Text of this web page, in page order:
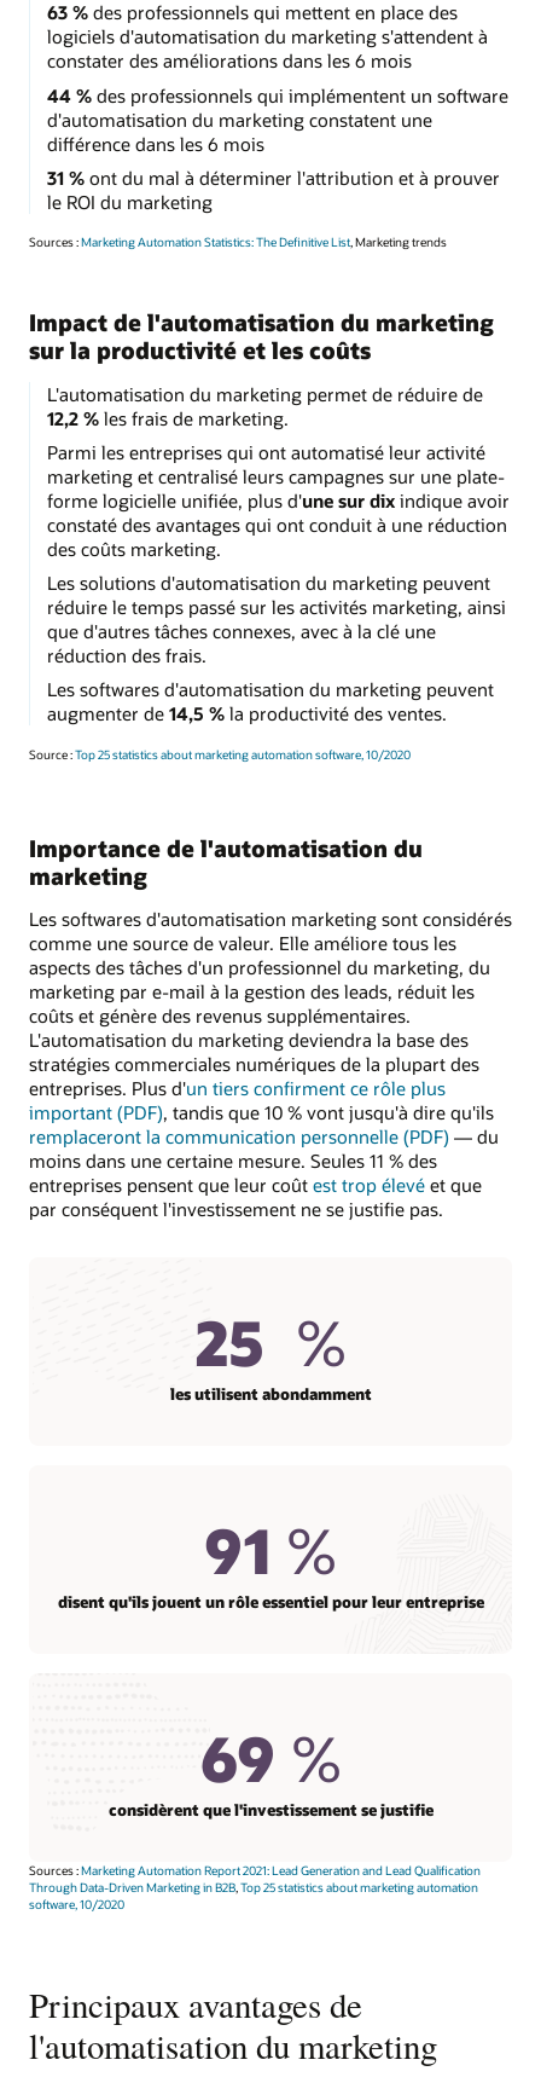
63 %des professionnels qui mettent en place des
logiciels d'automatisation du marketing s'attendent à
constater des améliorations dans les 6 mois
44 %des professionnels qui implémentent un software
d'automatisation du marketing constatent une
différence dans les 6 mois
31 %ont du mal à déterminer l'attribution et à prouver
le ROI du marketing
Sources :Marketing Automation Statistics: The Definitive List, Marketing trends
Impact de l'automatisation du marketing
sur la productivité et les coûts
L'automatisation du marketing permet de réduire de
12,2 %les frais de marketing.
Parmi les entreprises qui ont automatisé leur activité
marketing et centralisé leurs campagnes sur une plate-
forme logicielle unifiée, plus d'une sur dixindique avoir
constaté des avantages qui ont conduit à une réduction
des coûts marketing.
Les solutions d'automatisation du marketing peuvent
réduire le temps passé sur les activités marketing, ainsi
que d'autres tâches connexes, avec à la clé une
réduction des frais.
Les softwares d'automatisation du marketing peuvent
augmenter de 14,5 %la productivité des ventes.
Source :Top 25 statistics about marketing automation software, 10/2020
Importance de l'automatisation du
marketing
Les softwares d'automatisation marketing sont considérés
comme une source de valeur. Elle améliore tous les
aspects des tâches d'un professionnel du marketing, du
marketing par e-mail à la gestion des leads, réduit les
coûts et génère des revenus supplémentaires.
L'automatisation du marketing deviendra la base des
stratégies commerciales numériques de la plupart des
entreprises. Plus d'un tiers confirment ce rôle plus
important (PDF), tandis que 10 % vont jusqu'à dire qu'ils
remplaceront la communication personnelle (PDF) — du
moins dans une certaine mesure. Seules 11 % des
entreprises pensent que leur coût est trop élevé et que
par conséquent l'investissement ne se justifie pas.
25 %
les utilisent abondamment
91 %
disent qu'ils jouent un rôle essentiel pour leur entreprise
69 %
considèrent que l'investissement se justifie
Sources :Marketing Automation Report 2021: Lead Generation and Lead Qualification
Through Data-Driven Marketing in B2B,Top 25 statistics about marketing automation
software, 10/2020
Principaux avantages de
l'automatisation du marketing